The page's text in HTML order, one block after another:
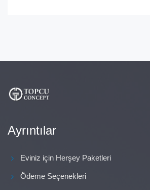
Ayrıntılar
Eviniz için Herşey Paketleri
Ödeme Seçenekleri